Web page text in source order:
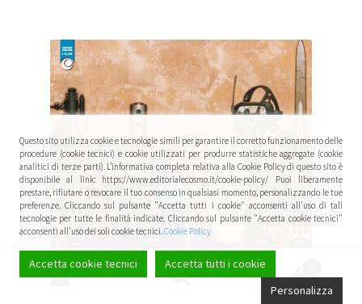
Questo sito utilizza cookie e tecnologie simili per garantire il corretto funzionamento delle
procedure (cookie tecnici) e cookie utilizzati per produrre statistiche aggregate (cookie
analitici di terze parti). L’informativa completa relativa alla Cookie Policy di questo sito è
disponibile al link: https://www.editorialecosmo.it/cookie-policy/ Puoi liberamente
prestare, rifiutare o revocare il tuo consenso in qualsiasi momento, personalizzando le tue
preferenze. Cliccando sul pulsante "Accetta tutti i cookie" acconsenti all'uso di tali
tecnologie per tutte le finalità indicate. Cliccando sul pulsante "Accetta cookie tecnici"
acconsenti all'uso dei soli cookie tecnici.Cookie Policy
Accetta cookie tecnici
Accetta tutti i cookie
Personalizza